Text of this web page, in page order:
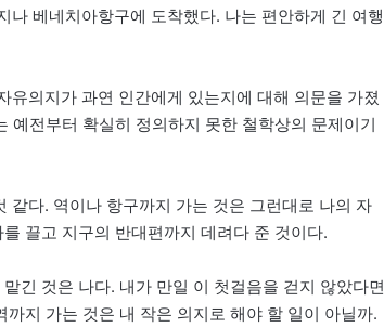
베네치아항구에 도착했다. 나는 편안하게 긴 여행
의지가 과연 인간에게 있는지에 대해 의문을 가졌
예전부터 확실히 정의하지 못한 철학상의 문제이기
같다. 역이나 항구까지 가는 것은 그런대로 나의 자
끌고 지구의 반대편까지 데려다 준 것이다.
긴 것은 나다. 내가 만일 이 첫걸음을 걷지 않았다면
지 가는 것은 내 작은 의지로 해야 할 일이 아닐까.